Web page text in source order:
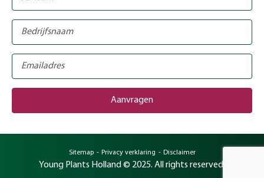
Young Plants Holland © 2025. All rights reserved.
Sitemap Privacy verklaring Disclaimer